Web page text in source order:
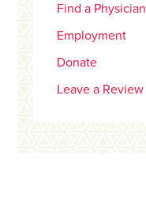
Find a Physician
Employment
Donate
Leave a Review